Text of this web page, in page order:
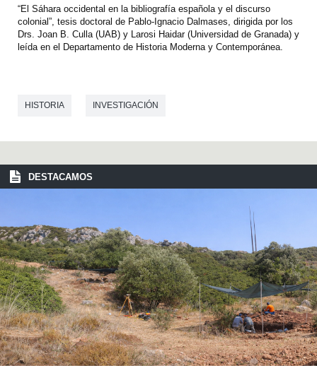
“El Sáhara occidental en la bibliografía española y el discurso
colonial”, tesis doctoral de Pablo-Ignacio Dalmases, dirigida por los
Drs. Joan B. Culla (UAB) y Larosi Haidar (Universidad de Granada) y
leída en el Departamento de Historia Moderna y Contemporánea.
HISTORIA INVESTIGACIÓN
DESTACAMOS